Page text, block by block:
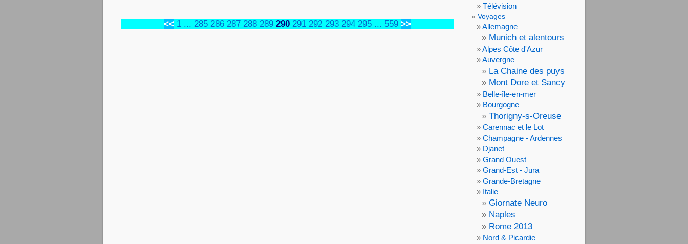
<< 1 ... 285 286 287 288 289 290 291 292 293 294 295 ... 559 >>
Télévision
Voyages
Allemagne
Munich et alentours
Alpes Côte d'Azur
Auvergne
La Chaine des puys
Mont Dore et Sancy
Belle-île-en-mer
Bourgogne
Thorigny-s-Oreuse
Carennac et le Lot
Champagne - Ardennes
Djanet
Grand Ouest
Grand-Est - Jura
Grande-Bretagne
Italie
Giornate Neuro
Naples
Rome 2013
Nord & Picardie